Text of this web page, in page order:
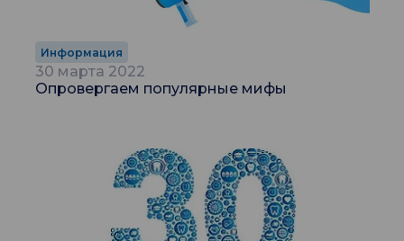
Информация
30 марта 2022
Опровергаем популярные мифы